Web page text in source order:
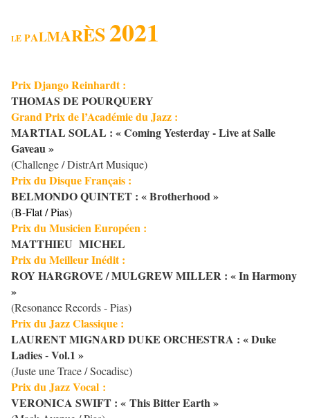
LE PALMARÈS2021
Prix Django Reinhardt :
THOMAS DE POURQUERY
Grand Prix de l’Académie du Jazz :
MARTIAL SOLAL : « Coming Yesterday - Live at Salle
Gaveau »
(Challenge / DistrArt Musique)
Prix du Disque Français :
BELMONDO QUINTET : « Brotherhood »
(B-Flat / Pias)
Prix du Musicien Européen :
MATTHIEU MICHEL
Prix du Meilleur Inédit :
ROY HARGROVE / MULGREW MILLER : « In Harmony
»
(Resonance Records - Pias)
Prix du Jazz Classique :
LAURENT MIGNARD DUKE ORCHESTRA : « Duke
Ladies - Vol.1 »
(Juste une Trace / Socadisc)
Prix du Jazz Vocal :
VERONICA SWIFT : « This Bitter Earth »